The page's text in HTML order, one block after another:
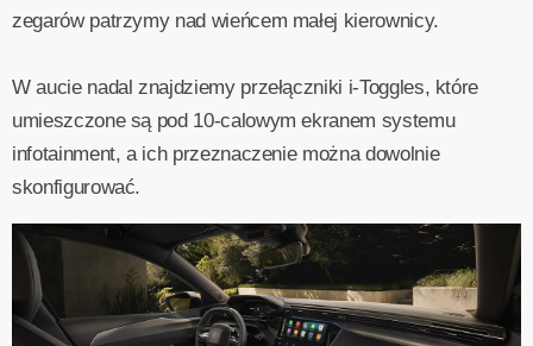
zegarów patrzymy nad wieńcem małej kierownicy.
W aucie nadal znajdziemy przełączniki i-Toggles, które
umieszczone są pod 10-calowym ekranem systemu
infotainment, a ich przeznaczenie można dowolnie
skonfigurować.